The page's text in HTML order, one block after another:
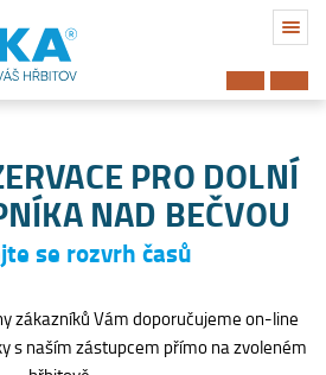
PRO DOLNÍ
NAD BEČVOU
se rozvrh časů
zákazníků Vám doporučujeme on-line
s naším zástupcem přímo na zvoleném